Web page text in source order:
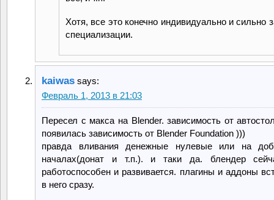
Хотя, все это конечно индивидуально и сильно
специализации.
kaiwas says:
Февраль 1, 2013 в 21:03
Пересел с макса на Blender. зависимость от
появилась зависимость от Blender Foundation )))
правда вливания денежные нулевые или на
началах(донат и т.п.). и таки да. блендер
работоспособен и развивается. плагины и аддоны
в него сразу.